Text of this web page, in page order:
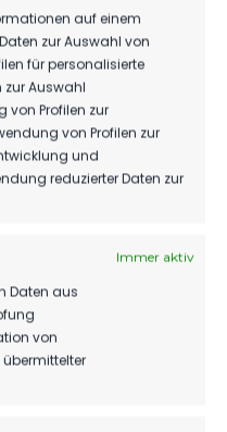
auf einem
zur Auswahl von
für personalisierte
zur Auswahl
von Profilen zur
von Profilen zur
und
reduzierter Daten zur
Immer aktiv
Daten aus
von
63
63 Luckenwalde D1-
vs FC Energie